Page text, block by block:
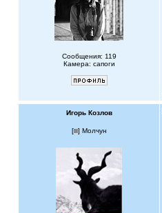
Сообщения: 119
Камера: сапоги
Игорь Козлов
[ ] Молчун